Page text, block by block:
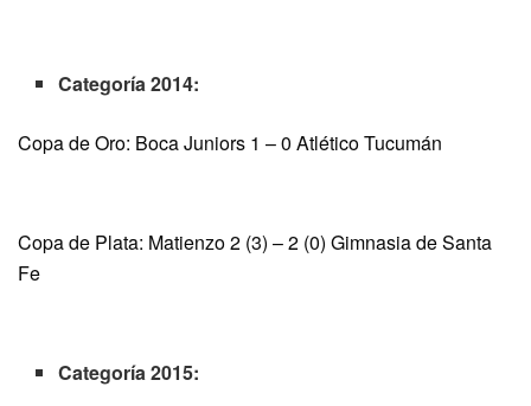
Categoría 2014:
Copa de Oro: Boca Juniors 1 – 0 Atlético Tucumán
Copa de Plata: Matienzo 2 (3) – 2 (0) Gimnasia de Santa
Fe
Categoría 2015: